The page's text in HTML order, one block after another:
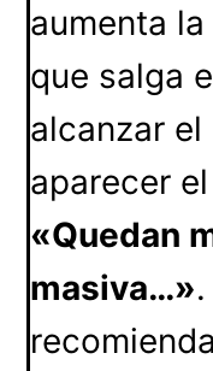
aumenta
que salga
alcanzar
aparecer
«Quedan
masiva…»